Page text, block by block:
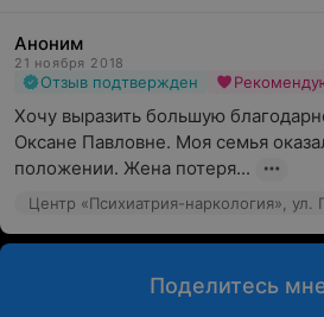
Аноним
21 ноября 2018
Отзыв подтвержден
Хочу выразить большую
Оксане Павловне. Моя семья
положении. Жена потеря...
Центр «Психиатрия-наркология», ул.
Поделитесь